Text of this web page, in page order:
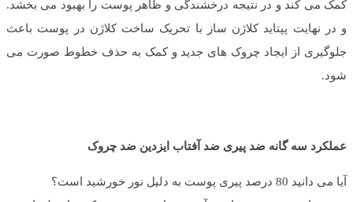
کمک می کند و در نتیجه درخشندگی و ظاهر پوست را بهبود می بخشد.
و در نهایت پپتاید کلاژن ساز با تحریک ساخت کلاژن در پوست باعث
جلوگیری از ایجاد چروک های جدید و کمک به حذف خطوط صورت می
شود.
عملکرد سه گانه ضد پیری ضد آفتاب ایزدین ضد چروک
آیا می دانید 80 درصد پیری پوست به دلیل نور خورشید است؟